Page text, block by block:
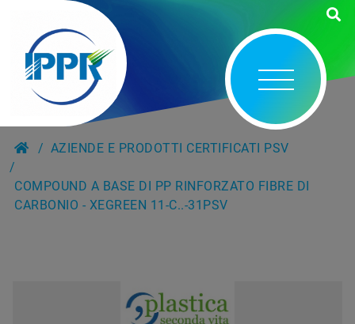
AZIENDE E PRODOTTI CERTIFICATI PSV
COMPOUND A BASE DI PP RINFORZATO FIBRE DI
CARBONIO - XEGREEN 11-C..-31PSV